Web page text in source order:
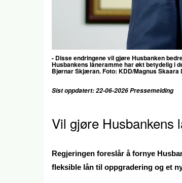
- Disse endringene vil gjøre Husbanken
Husbankens låneramme har økt betydelig i
Bjørnar Skjæran. Foto: KDD/Magnus Skaara
Sist oppdatert: 22-06-2026 Pressemelding
Vil gjøre Husbankens
Regjeringen foreslår å fornye
fleksible lån til oppgradering og et